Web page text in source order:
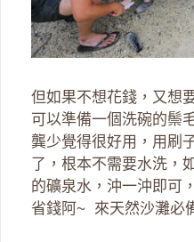
但如果不想花錢，又想
可以準備一個洗碗的鬃
龔少覺得很好用，用刷
了，根本不需要水洗，
的礦泉水，沖一沖即可
省錢阿~ 來天然沙灘必